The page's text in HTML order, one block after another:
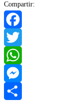
Compartir:
Facebook
Twitter
WhatsApp
Messenger